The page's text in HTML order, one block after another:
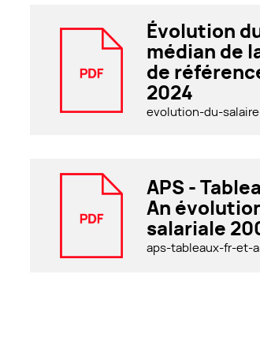
Évolution
médian de
de
2024
evolution-du-
APS -
An
salariale
aps-tableaux-fr-et-